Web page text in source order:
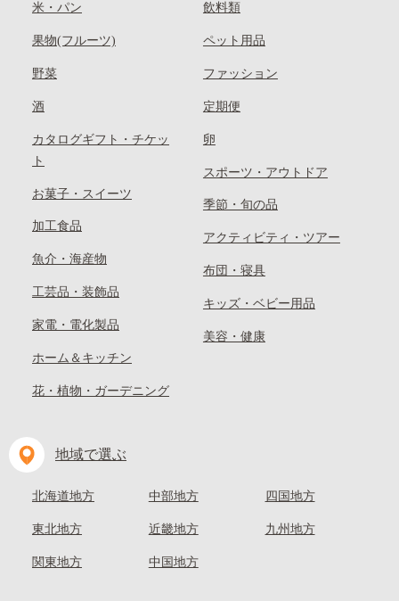
米・パン
果物(フルーツ)
野菜
酒
カタログギフト・チケッ
ト
お菓子・スイーツ
加工食品
魚介・海産物
工芸品・装飾品
家電・電化製品
ホーム＆キッチン
花・植物・ガーデニング
飲料類
ペット用品
ファッション
定期便
卵
スポーツ・アウトドア
季節・旬の品
アクティビティ・ツアー
布団・寝具
キッズ・ベビー用品
美容・健康
地域で選ぶ
北海道地方
東北地方
関東地方
中部地方
近畿地方
中国地方
四国地方
九州地方